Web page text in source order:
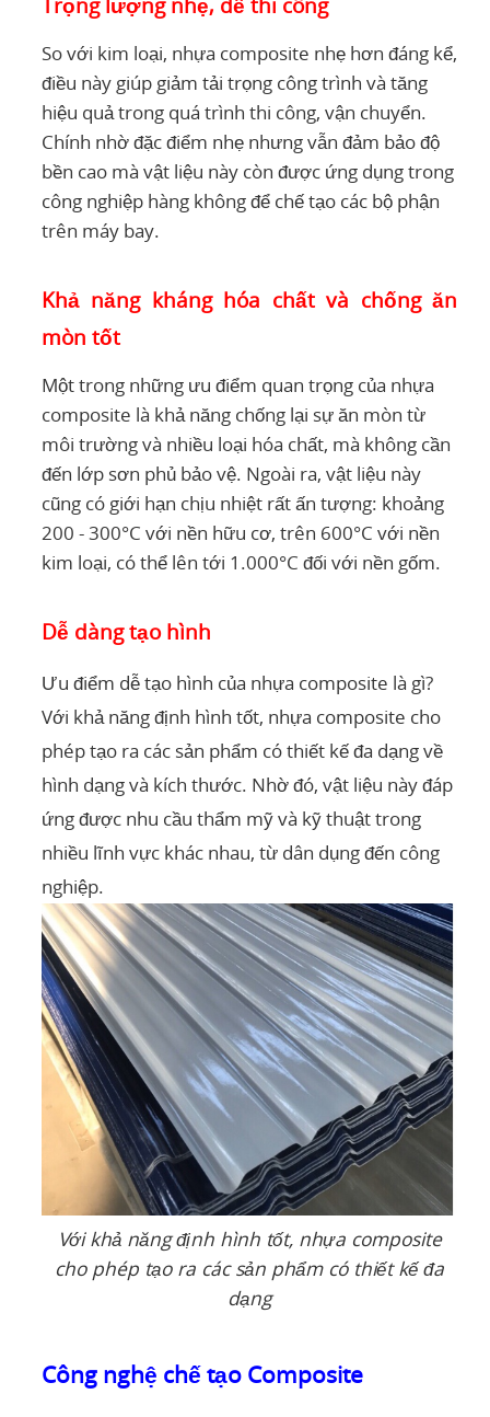
So với kim loại, nhựa composite nhẹ hơn đáng kể,
điều này giúp giảm tải trọng công trình và tăng
hiệu quả trong quá trình thi công, vận chuyển.
Chính nhờ đặc điểm nhẹ nhưng vẫn đảm bảo độ
bền cao mà vật liệu này còn được ứng dụng trong
công nghiệp hàng không để chế tạo các bộ phận
trên máy bay.
Khả năng kháng hóa chất và chống ăn
mòn tốt
Một trong những ưu điểm quan trọng của nhựa
composite là khả năng chống lại sự ăn mòn từ
môi trường và nhiều loại hóa chất, mà không cần
đến lớp sơn phủ bảo vệ. Ngoài ra, vật liệu này
cũng có giới hạn chịu nhiệt rất ấn tượng: khoảng
200 - 300°C với nền hữu cơ, trên 600°C với nền
kim loại, có thể lên tới 1.000°C đối với nền gốm.
Dễ dàng tạo hình
Ưu điểm dễ tạo hình của nhựa composite là gì?
Với khả năng định hình tốt, nhựa composite cho
phép tạo ra các sản phẩm có thiết kế đa dạng về
hình dạng và kích thước. Nhờ đó, vật liệu này đáp
ứng được nhu cầu thẩm mỹ và kỹ thuật trong
nhiều lĩnh vực khác nhau, từ dân dụng đến công
nghiệp.
Với khả năng định hình tốt, nhựa composite
cho phép tạo ra các sản phẩm có thiết kế đa
dạng
Công nghệ chế tạo Composite